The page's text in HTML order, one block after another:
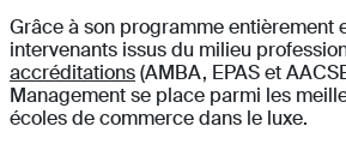
Grâce à son programme entièrement
intervenants issus du milieu
accréditations(AMBA, EPAS et
Management se place parmi les
écoles de commerce dans le luxe.